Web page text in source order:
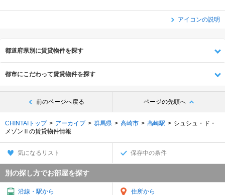
アイコンの説明
都道府県別に賃貸物件を探す
都市にこだわって賃貸物件を探す
前のページへ戻る ページの先頭へ
CHINTAIトップ アーカイブ 群馬県 高崎市 高崎駅
シュシュ・ド・
メゾンⅡの賃貸物件情報
気になるリスト 保存中の条件
別の探し方でお部屋を探す
沿線・駅から 住所から